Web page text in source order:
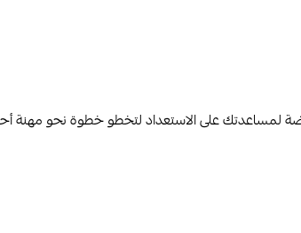
لمساعدتك على الاستعداد لتخطو خطوة نحو مهنة